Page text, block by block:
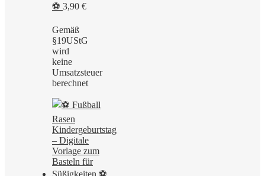
⚽ 3,90 €
Gemäß
§19UStG
wird
keine
Umsatzsteuer
berechnet